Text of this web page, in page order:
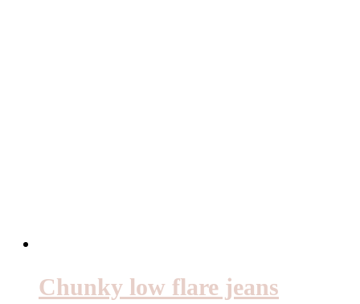
Chunky low flare jeans